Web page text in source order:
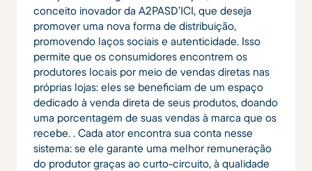
conceito inovador da A2PASD’ICI, que deseja
promover uma nova forma de distribuição,
promovendo laços sociais e autenticidade. Isso
permite que os consumidores encontrem os
produtores locais por meio de vendas diretas nas
próprias lojas: eles se beneficiam de um espaço
dedicado à venda direta de seus produtos, doando
uma porcentagem de suas vendas à marca que os
recebe. . Cada ator encontra sua conta nesse
sistema: se ele garante uma melhor remuneração
do produtor graças ao curto-circuito, à qualidade